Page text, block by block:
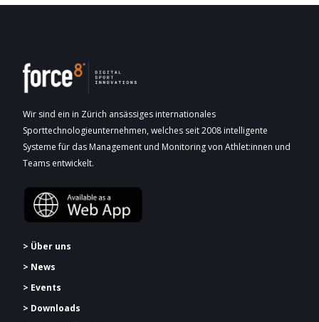
Wir sind ein in Zürich ansässiges internationales
Sporttechnologieunternehmen, welches seit 2008 intelligente
Systeme für das Management und Monitoring von Athlet:innen und
Teams entwickelt.
> Über uns
> News
> Events
> Downloads